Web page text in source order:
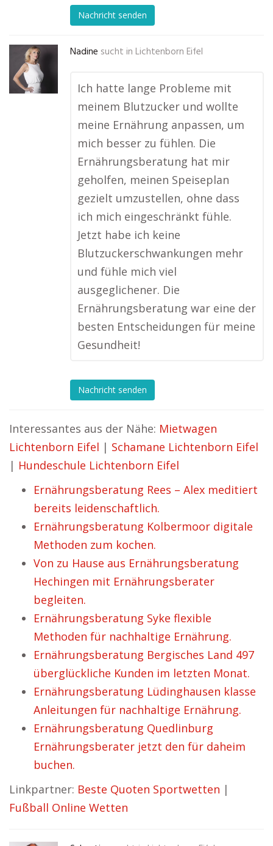
Nachricht senden
Nadine sucht in Lichtenborn Eifel
Ich hatte lange Probleme mit
meinem Blutzucker und wollte
meine Ernährung anpassen, um
mich besser zu fühlen. Die
Ernährungsberatung hat mir
geholfen, meinen Speiseplan
gezielt umzustellen, ohne dass
ich mich eingeschränkt fühle.
Jetzt habe ich keine
Blutzuckerschwankungen mehr
und fühle mich viel
ausgeglichener. Die
Ernährungsberatung war eine der
besten Entscheidungen für meine
Gesundheit!
Nachricht senden
Interessantes aus der Nähe: Mietwagen
Lichtenborn Eifel | Schamane Lichtenborn Eifel
| Hundeschule Lichtenborn Eifel
Ernährungsberatung Rees – Alex meditiert
bereits leidenschaftlich.
Ernährungsberatung Kolbermoor digitale
Methoden zum kochen.
Von zu Hause aus Ernährungsberatung
Hechingen mit Ernährungsberater
begleiten.
Ernährungsberatung Syke flexible
Methoden für nachhaltige Ernährung.
Ernährungsberatung Bergisches Land 497
überglückliche Kunden im letzten Monat.
Ernährungsberatung Lüdinghausen klasse
Anleitungen für nachhaltige Ernährung.
Ernährungsberatung Quedlinburg
Ernährungsberater jetzt den für daheim
buchen.
Linkpartner: Beste Quoten Sportwetten |
Fußball Online Wetten